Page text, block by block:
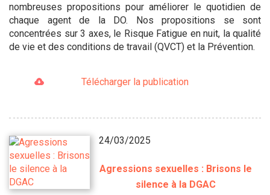
nombreuses propositions pour améliorer le quotidien de
chaque agent de la DO. Nos propositions se sont
concentrées sur 3 axes, le Risque Fatigue en nuit, la qualité
de vie et des conditions de travail (QVCT) et la Prévention.
Télécharger la publication
24/03/2025
Agressions sexuelles : Brisons le
silence à la DGAC